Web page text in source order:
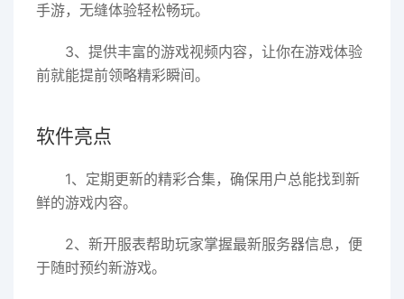
手游，无缝体验轻松畅玩。
3、提供丰富的游戏视频内容，让你在游戏体验
前就能提前领略精彩瞬间。
软件亮点
1、定期更新的精彩合集，确保用户总能找到新
鲜的游戏内容。
2、新开服表帮助玩家掌握最新服务器信息，便
于随时预约新游戏。